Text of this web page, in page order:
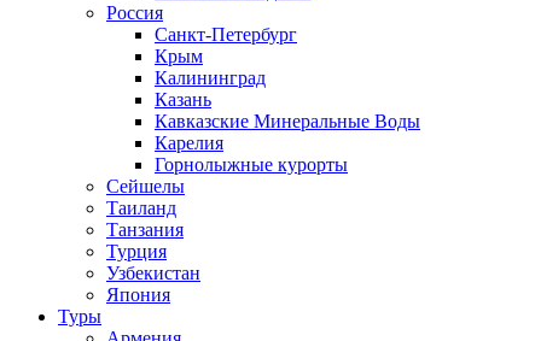
Россия
Санкт-Петербург
Крым
Калининград
Казань
Кавказские Минеральные Воды
Карелия
Горнолыжные курорты
Сейшелы
Таиланд
Танзания
Турция
Узбекистан
Япония
Туры